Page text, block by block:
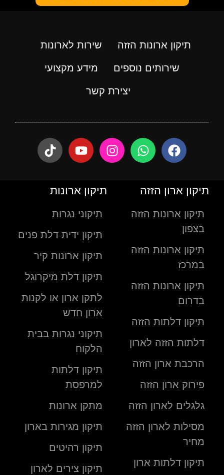
תיקון ארונות הזזה שירות לארונות
שירותים נוספים מידע מקצועי
יצירת קשר
תיקון ארון הזזה
תיקון ארונות הזזה
בצפון
תיקון ארונות הזזה
במרכז
תיקון ארונות הזזה
בדרום
תיקון דלתות הזזה
דלתות הזזה לארון
הרכבת ארון הזזה
פירוק ארון הזזה
גלגלים לארון הזזה
מסילות לארון הזזה
מחיר
תיקון דלתות ארון
תיקון ארונות
תיקוני נגרות
תיקון ידית דלת פנים
תיקון ארונות קיר
תיקון דלת מיקרוגל
לתקן ארון או לקנות
ארון חדש
תיקוני נגרות בבית
הלקוח
תיקון דלתות
למרפסת
מתקן ארונות
תיקון מגירות בארון
תיקון רהיטים
תיקון צירים לארון